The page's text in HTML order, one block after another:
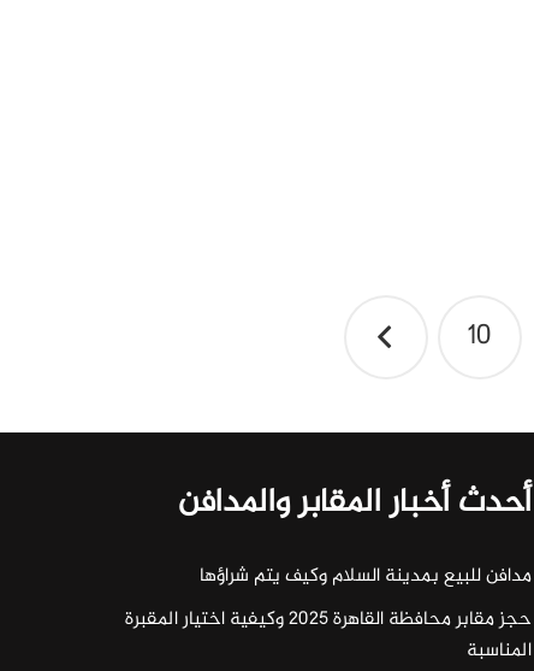
10
أحدث أخبار المقابر والمدافن
مدافن للبيع بمدينة السلام وكيف يتم شراؤها
حجز مقابر محافظة القاهرة 2025 وكيفية اختيار المقبرة
المناسبة